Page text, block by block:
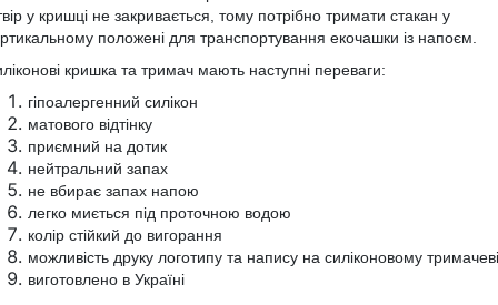
у кришці не закривається, тому потрібно тримати стакан у
положені для транспортування екочашки із напоєм.
кришка та тримач мають наступні переваги:
гіпоалергенний силікон
матового відтінку
приємний на дотик
нейтральний запах
не вбирає запах напою
легко миється під проточною водою
колір стійкий до вигорання
можливість друку логотипу та напису на силіконовому тримачеві
виготовлено в Україні